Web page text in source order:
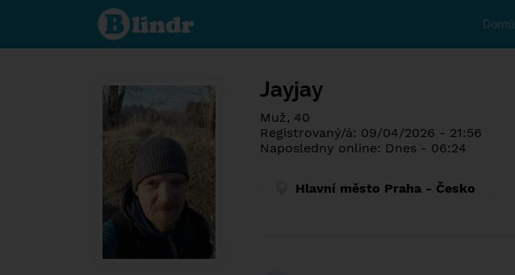
Poznej co je
pod maskou.
Seznamovací
Domů
Jayjay
Muž, 40
Registrovaný/á: 09/04/2026 - 21:56
Naposledny online: Dnes - 06:24
Hlavní město Praha - Česko